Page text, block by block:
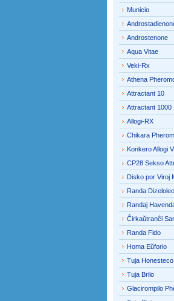
Municio
Androstenone
Aqua Vitae
Veki-Rx
Athena
Attractant 10
Attractant 1000
Allogi-RX
Chikara
Konkero Allogi
CP28 Sekso
Disko por Viroj
Randa Dizeloleo
Randaj
Ĉirkaŭtranĉi
Randa Fido
Homa Eŭforio
Tuja Honesteco
Tuja Brilo
Glacirompilo